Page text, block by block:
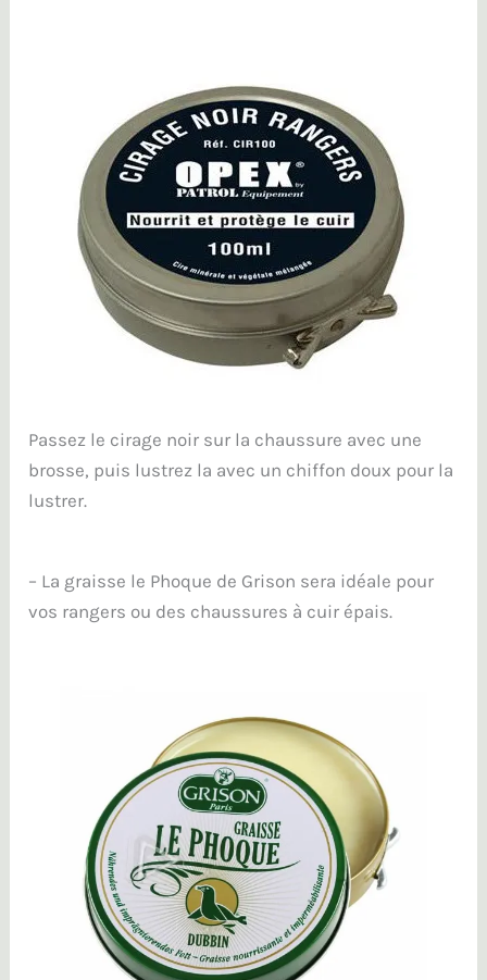
Passez le cirage noir sur la chaussure avec une
brosse, puis lustrez la avec un chiffon doux pour la
lustrer.
– La graisse le Phoque de Grison sera idéale pour
vos rangers ou des chaussures à cuir épais.